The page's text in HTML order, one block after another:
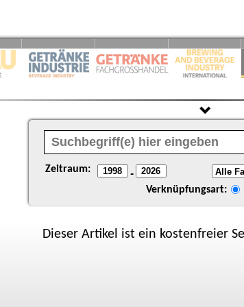
Zeitraum: -
Verknüpfungsart:
Dieser Artikel ist ein kostenfreier